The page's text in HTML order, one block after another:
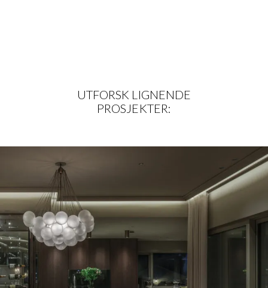
UTFORSK LIGNENDE
PROSJEKTER:
BOLIG PÅ HINNA I STAVANGER